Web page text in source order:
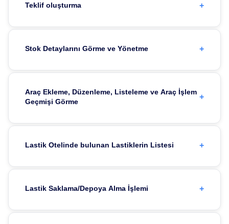
Teklif oluşturma +
Stok Detaylarını Görme ve Yönetme +
Araç Ekleme, Düzenleme, Listeleme ve Araç İşlem
Geçmişi Görme
+
Lastik Otelinde bulunan Lastiklerin Listesi +
Lastik Saklama/Depoya Alma İşlemi +